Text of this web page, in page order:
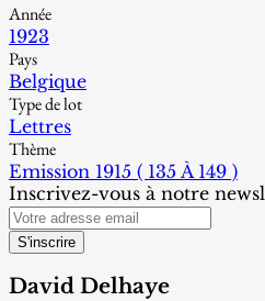
Année
1923
Pays
Belgique
Type de lot
Lettres
Thème
Emission 1915 ( 135 À 149 )
Inscrivez-vous à notre
S'inscrire
David Delhaye